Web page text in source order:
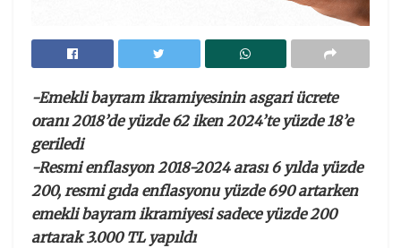
-Emekli bayram ikramiyesinin asgari ücrete
oranı 2018’de yüzde 62 iken 2024’te yüzde 18’e
geriledi
-Resmi enflasyon 2018-2024 arası 6 yılda yüzde
200, resmi gıda enflasyonu yüzde 690 artarken
emekli bayram ikramiyesi sadece yüzde 200
artarak 3.000 TL yapıldı